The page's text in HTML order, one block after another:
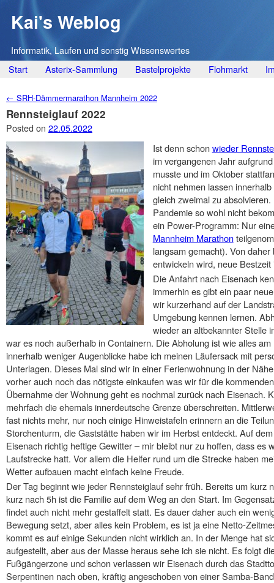
Kai's Weblog
Informatik, Laufen und sonstig Wissenswertes
Main menu
Skip
content
Start Asterix-Sammlung Bastelprojekte Flohmarkt
Post navigation
← SRH-Dämmermarathon Mannheim 2022
Rennsteiglauf 2022
Posted on 22.05.2022
Ist denn schonwieder
im vergangenen Jahr
musste und im Oktober
nicht nehmen lassen
gleich zweimal zu
Pandemie so wohl nicht
ein Power-Programm: Nur
Mannheim Marathon
langsam gemacht). Von
entwickeln wird, neue
Die Anfahrt nach Eisenach
immerhin es gibt ein paar
wir kurzerhand auf der
Umgebung kennen lernen.
wieder an altbekannter Stelle
war es noch außerhalb in Containern. Die Abholung ist wie alles
innerhalb weniger Augenblicke habe ich meinen Läufersack mit
Unterlagen. Dieses Mal sind wir in einer Ferienwohnung in der
vorher auch noch das nötigste einkaufen was wir für die
Übernahme der Wohnung geht es nochmal zurück nach Eisenach.
mehrfach die ehemals innerdeutsche Grenze überschreiten.
fast nichts mehr, nur noch einige Hinweistafeln erinnern an die
Storchenturm, die Gaststätte haben wir im Herbst entdeckt. Auf
Eisenach richtig heftige Gewitter – mir bleibt nur zu hoffen, dass es
Laufstrecke hatt. Vor allem die Helfer rund um die Strecke haben
Wetter aufbauen macht einfach keine Freude.
Der Tag beginnt wie jeder Rennsteiglauf sehr früh. Bereits um kurz
kurz nach 5h ist die Familie auf dem Weg an den Start. Im
findet auch nicht mehr gestaffelt statt. Es dauer daher auch ein
Bewegung setzt, aber alles kein Problem, es ist ja eine Netto-
kommt es auf einige Sekunden nicht wirklich an. In der Menge hat
aufgestellt, aber aus der Masse heraus sehe ich sie nicht. Es folgt
Fußgängerzone und schon verlassen wir Eisenach durch das
Serpentinen nach oben, kräftig angeschoben von einer Samba-